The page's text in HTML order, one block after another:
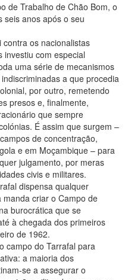
de Trabalho de Chão Bom, o
seis anos após o seu
os nacionalistas
investiu com especial
uma série de mecanismos
a que procedia
por outro, remetendo
presos e, finalmente,
que sempre
É assim que surgem –
de concentração,
e em Moçambique – para
julgamento, por meras
civis e militares.
dispensa qualquer
criar o Campo de
burocrática que se
à chegada dos primeiros
de 1962.
campo do Tarrafal para
a maioria dos
se a assegurar o